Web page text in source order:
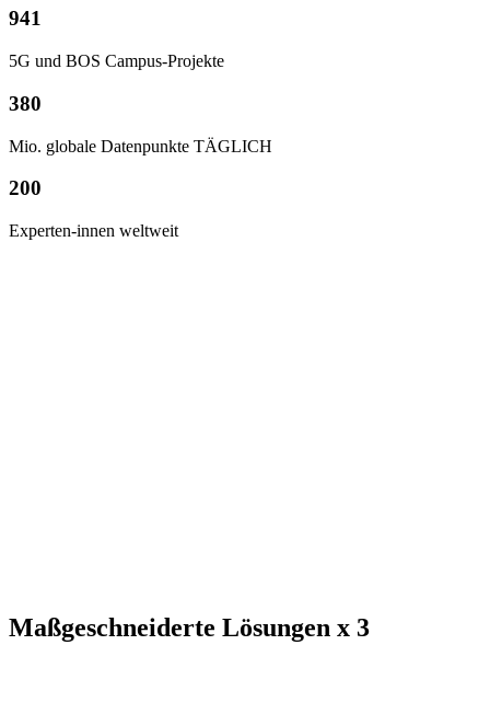
941
5G und BOS Campus-Projekte
380
Mio. globale Datenpunkte TÄGLICH
200
Experten-innen weltweit
Maß­geschneiderte Lö­sungen x 3